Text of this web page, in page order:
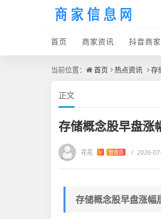
首页 商家资讯 抖音商家
当前位置： 首页 热点资讯 存
正文
存储概念股早盘涨
花花 V 管理员 / 2026-
存储概念股早盘涨幅